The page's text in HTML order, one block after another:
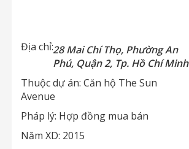
Địa chỉ:28 Mai Chí Thọ, Phường An
Phú, Quận 2, Tp. Hồ Chí Minh
Thuộc dự án: Căn hộ The Sun
Avenue
Pháp lý: Hợp đồng mua bán
Năm XD: 2015